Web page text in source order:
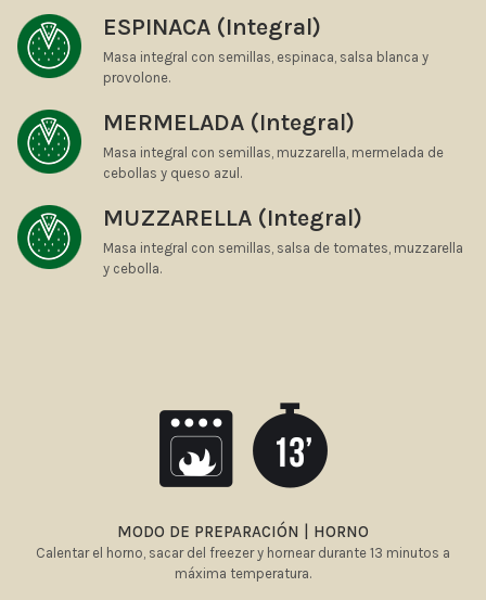
ESPINACA (Integral)
Masa integral con semillas, espinaca, salsa blanca y
provolone.
MERMELADA (Integral)
Masa integral con semillas, muzzarella, mermelada de
cebollas y queso azul.
MUZZARELLA (Integral)
Masa integral con semillas, salsa de tomates, muzzarella
y cebolla.
MODO DE PREPARACIÓN | HORNO
Calentar el horno, sacar del freezer y hornear durante 13 minutos a
máxima temperatura.